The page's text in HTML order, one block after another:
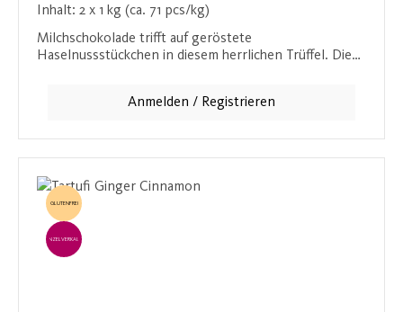
Inhalt: 2 x 1 kg (ca. 71 pcs/kg)
Milchschokolade trifft auf geröstete
Haselnussstückchen in diesem herrlichen Trüffel. Die
Anmelden / Registrieren
GLUTENFREI
EINZELVERKAUF